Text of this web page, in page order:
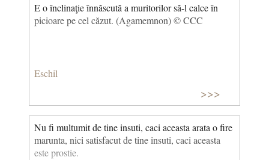
E o înclinaţie înnăscută a muritorilor să-l calce în
picioare pe cel căzut. (Agamemnon) © CCC
Eschil
>>>
Nu fi multumit de tine insuti, caci aceasta arata o fire
marunta, nici satisfacut de tine insuti, caci aceasta
este prostie.